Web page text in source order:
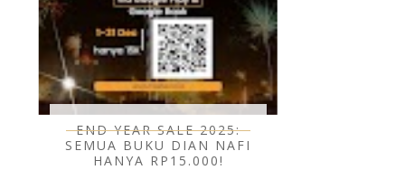
END YEAR SALE 2025:
SEMUA BUKU DIAN NAFI
HANYA RP15.000!